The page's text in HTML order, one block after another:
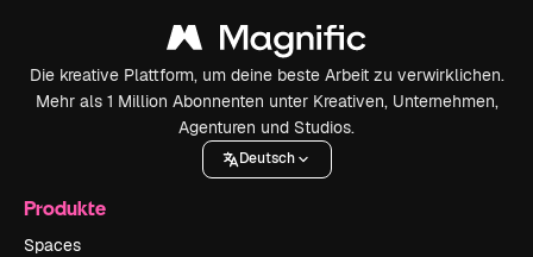
Die kreative Plattform, um deine beste Arbeit zu verwirklichen.
Mehr als 1 Million Abonnenten unter Kreativen, Unternehmen,
Agenturen und Studios.
Deutsch
Produkte
Spaces